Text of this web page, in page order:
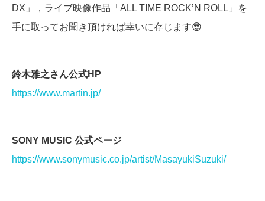
DX」，ライブ映像作品「ALL TIME ROCK’N ROLL」を
手に取ってお聞き頂ければ幸いに存じます😎
鈴木雅之さん公式HP
https://www.martin.jp/
SONY MUSIC 公式ページ
https://www.sonymusic.co.jp/artist/MasayukiSuzuki/